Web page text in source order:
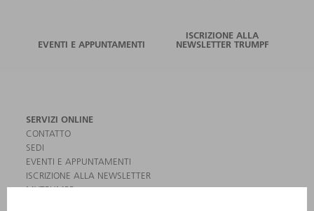
EVENTI E APPUNTAMENTI
ISCRIZIONE ALLA
NEWSLETTER TRUMPF
SERVIZI ONLINE
CONTATTO
SEDI
EVENTI E APPUNTAMENTI
ISCRIZIONE ALLA NEWSLETTER
MYTRUMPF